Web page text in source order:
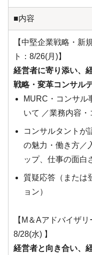
■内容
【中堅企業戦略・新
ト：8/26(月)】
経営者に寄り添い、
戦略・変革コンサル
MURC・コンサル
いて ／業務内容
コンサルタントが
の魅力・働き方／
ップ、仕事の面白
質疑応答（または
ョン）
【М＆Aアドバイザ
8/28(水) 】
経営者と向き合い、